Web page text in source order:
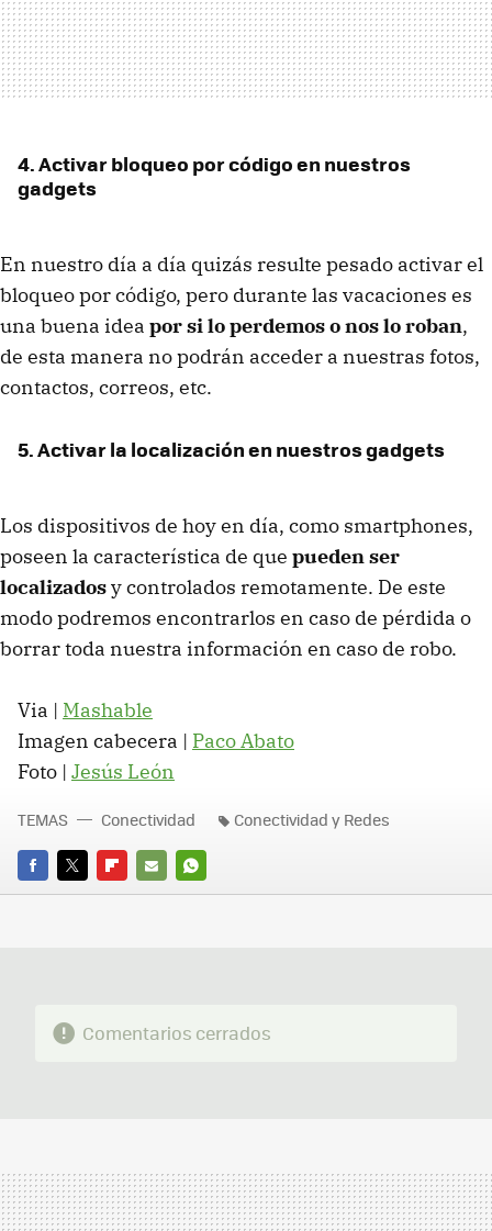
4. Activar bloqueo por código en nuestros
gadgets
En nuestro día a día quizás resulte pesado activar el
bloqueo por código, pero durante las vacaciones es
una buena idea por si lo perdemos o nos lo roban,
de esta manera no podrán acceder a nuestras fotos,
contactos, correos, etc.
5. Activar la localización en nuestros gadgets
Los dispositivos de hoy en día, como smartphones,
poseen la característica de que pueden ser
localizadosy controlados remotamente. De este
modo podremos encontrarlos en caso de pérdida o
borrar toda nuestra información en caso de robo.
Via | Mashable
Imagen cabecera | Paco Abato
Foto | Jesús León
FACEBOOK
TWITTERFLIPBOARD
E-
WHATSAPP
TEMAS Conectividad Conectividad y Redes
Comentarios cerrados